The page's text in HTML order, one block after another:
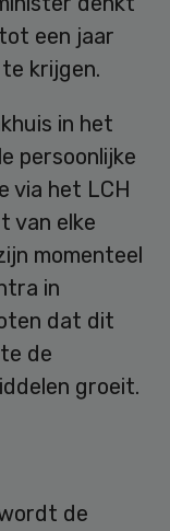
een jaar
krijgen.
in het
persoonlijke
via het LCH
van elke
momenteel
in
dat dit
de
groeit.
de